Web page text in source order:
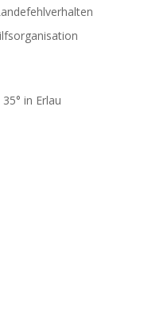
in Erlau